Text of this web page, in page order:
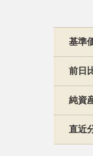
基準
前日
純資
直近